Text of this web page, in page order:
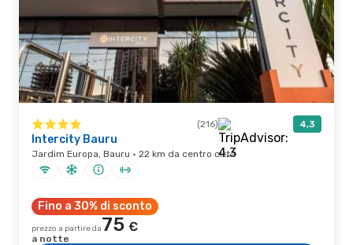
(216) 4,3
Intercity Bauru
Jardim Europa, Bauru · 22 km da centro città
Fino a 30% di sconto
prezzo a partire da75 €
a notte